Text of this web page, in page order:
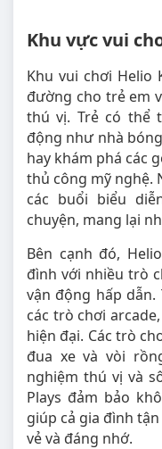
Khu vực vui
Khu vui chơi Helio
đường cho trẻ em
thú vị. Trẻ có thể
động như nhà
hay khám phá các
thủ công mỹ nghệ.
các buổi biểu
chuyện, mang lại
Bên cạnh đó,
đình với nhiều trò
vận động hấp dẫn.
các trò chơi
hiện đại. Các trò
đua xe và vòi
nghiệm thú vị và
Plays đảm bảo
giúp cả gia đình
vẻ và đáng nhớ.